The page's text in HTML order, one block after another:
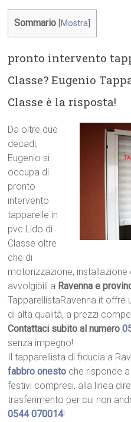
Sommario Mostra
pronto intervento
Classe? Eugenio
Classe è la risposta!
Da oltre due
decadi,
Eugenio si
occupa di
pronto
intervento
tapparelle in
pvc Lido di
Classe oltre
che di
motorizzazione,
avvolgibili a Ravenna e
TapparellistaRavenna.it offre
di alta qualità, a prezzi
Contattaci subito al numero
senza impegno!
Il tapparellista di fiducia a
fabbro onesto che risponde
festivi compresi, alla linea
trasferimento per cui non
0544 070014!